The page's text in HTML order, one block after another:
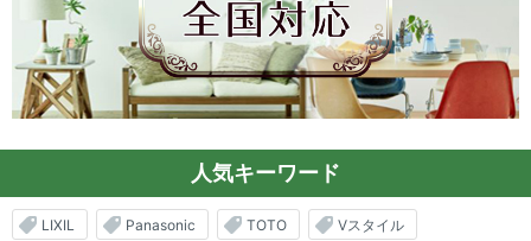
人気キーワード
LIXIL Panasonic TOTO
Vスタイル